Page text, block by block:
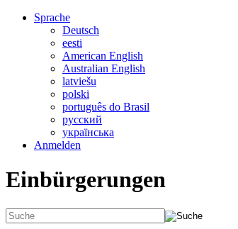
Sprache
Deutsch
eesti
American English
Australian English
latviešu
polski
português do Brasil
русский
українська
Anmelden
Einbürgerungen